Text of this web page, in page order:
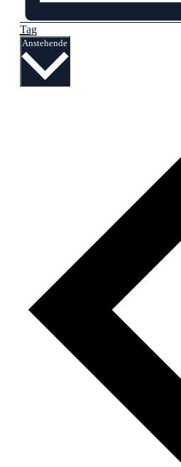
Tag
AnstehendeDatum